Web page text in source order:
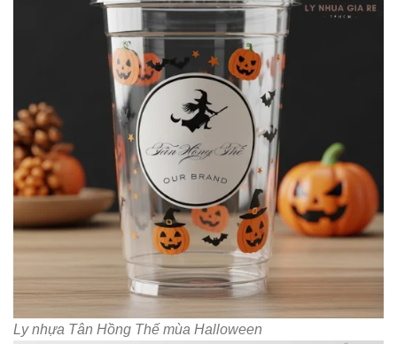
Ly nhựa Tân Hồng Thế mùa Halloween